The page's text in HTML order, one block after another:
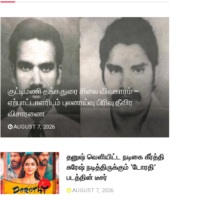
குட்டிமணி தங்கதுரை சிலை விவகாரம் –
ஏற்பாட்டாளரிடம் புலனாய்வு பிரிவு தீவிர
விசாரணை
AUGUST 7, 2026
தனுஷ் வெளியிட்ட நடிகை கீர்த்தி
சுரேஷ் நடித்திருக்கும் ‘டோரதி’
படத்தின் டீசர்
AUGUST 7, 2026